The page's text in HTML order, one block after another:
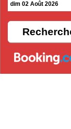
dim 02 Août 2026